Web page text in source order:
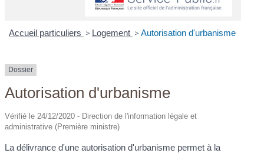
Accueil particuliers > Logement > Autorisation d'urbanisme
Dossier
Autorisation d'urbanisme
Vérifié le 24/12/2020 - Direction de l'information légale et
administrative (Première ministre)
La délivrance d'une autorisation d'urbanisme permet à la